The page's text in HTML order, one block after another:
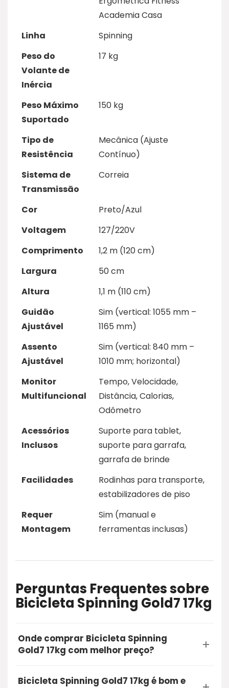
Academia Casa
Linha
Spinning
Peso do
Volante de
Inércia
17 kg
Peso Máximo
Suportado
150 kg
Tipo de
Resistência
Mecânica (Ajuste
Contínuo)
Sistema de
Transmissão
Correia
Cor
Preto/Azul
Voltagem
127/220V
Comprimento
1,2 m (120 cm)
Largura
50 cm
Altura
1,1 m (110 cm)
Guidão
Ajustável
Sim (vertical: 1055 mm –
1165 mm)
Assento
Ajustável
Sim (vertical: 840 mm –
1010 mm; horizontal)
Monitor
Multifuncional
Tempo, Velocidade,
Distância, Calorias,
Odômetro
Acessórios
Inclusos
Suporte para tablet,
suporte para garrafa,
garrafa de brinde
Facilidades
Rodinhas para transporte,
estabilizadores de piso
Requer
Montagem
Sim (manual e
ferramentas inclusas)
Perguntas Frequentes sobre
Bicicleta Spinning Gold7 17kg
Onde comprar Bicicleta Spinning
Gold7 17kg com melhor preço?
A opção mais segura e recomendada para
Bicicleta Spinning Gold7 17kg é bom e